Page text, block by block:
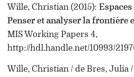
Wille, Christian (2015):
Penser et analyser la frontière
MIS Working Papers 4,
http://hdl.handle.net/10993/
Wille, Christian / de Bres, Julia